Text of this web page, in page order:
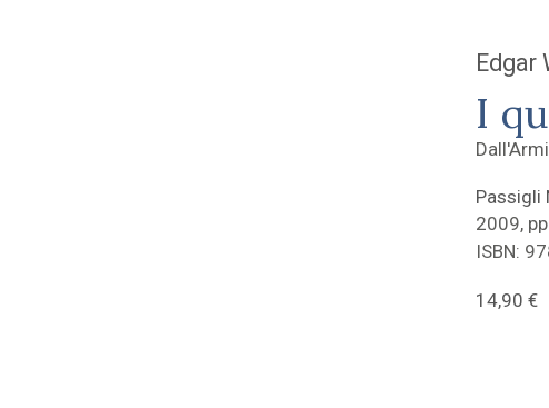
Edgar
I
Passigli
2009,
ISBN:
14,90€